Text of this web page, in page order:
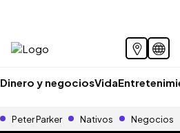
Dinero y negociosVida
Peter Parker Nativos Negocios